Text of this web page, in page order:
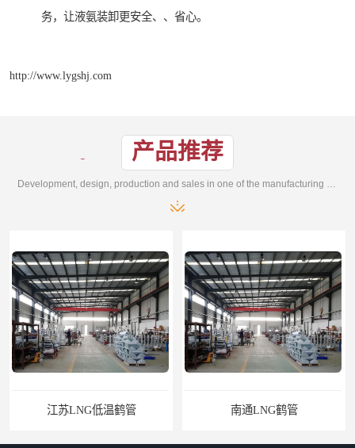
务，让液氨装卸更安全、、省心。
http://www.lygshj.com
产品推荐
Development, design, production and sales in one of the manufacturing enterprises
江苏LNG低温鹤管 南通LNG鹤管